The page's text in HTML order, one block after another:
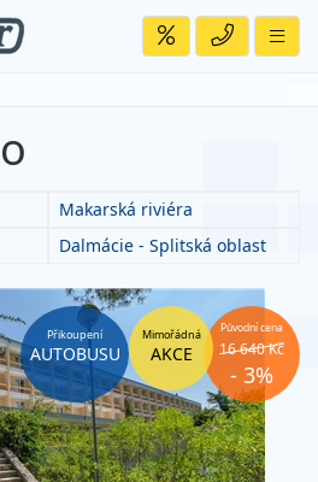
Makarská riviéra
Dalmácie - Splitská oblast
Původní cena
16 640 Kč
- 3%
Mimořádná
AKCE
Přikoupení
AUTOBUSU